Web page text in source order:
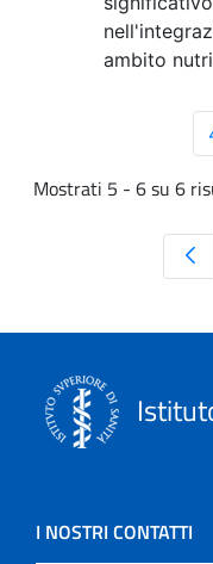
ambito
Mostrati 5 - 6 su 6
I NOSTRI CONTATTI